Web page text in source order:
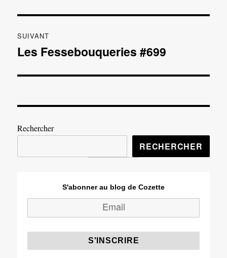
SUIVANT
Publication
Les Fessebouqueries #699
Rechercher
RECHERCHER
S'abonner au blog de Cozette